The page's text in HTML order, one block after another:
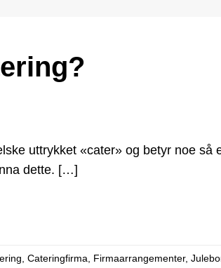
uttrykket «cater» og betyr noe
dette. […]
, Cateringfirma, Firmaarrangementer,